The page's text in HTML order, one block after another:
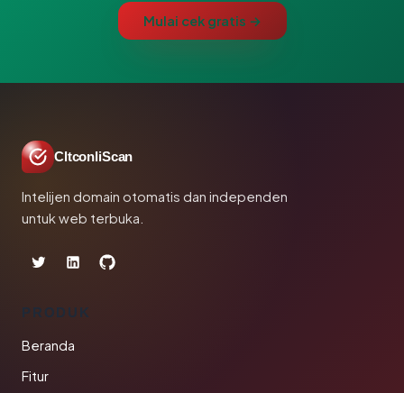
Mulai cek gratis →
CltconliScan
Intelijen domain otomatis dan independen
untuk web terbuka.
PRODUK
Beranda
Fitur